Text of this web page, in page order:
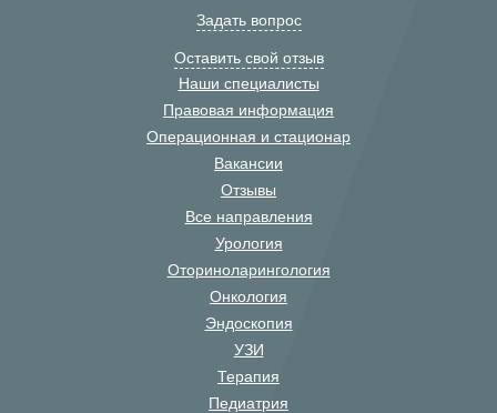
Задать вопрос
Оставить свой отзыв
Наши специалисты
Правовая информация
Операционная и стационар
Вакансии
Отзывы
Все направления
Урология
Оториноларингология
Онкология
Эндоскопия
УЗИ
Терапия
Педиатрия